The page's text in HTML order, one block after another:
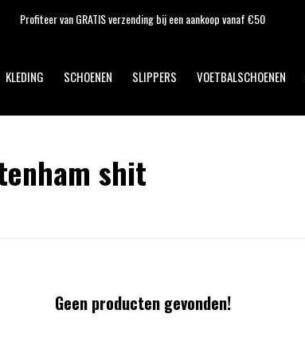
KLEDING SCHOENEN SLIPPERS VOETBALSCHOENEN
Profiteer van GRATIS verzending bij een aankoop vanaf €50
shit
Geen producten gevonden!